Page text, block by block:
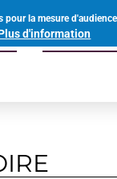
la mesure
d'information
Vivre à